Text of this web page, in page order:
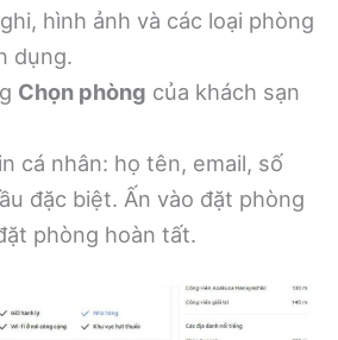
hình ảnh và các loại phòng
dụng.
Chọn phòng của khách sạn
cá nhân: họ tên, email, số
đặc biệt. Ấn vào đặt phòng
phòng hoàn tất.